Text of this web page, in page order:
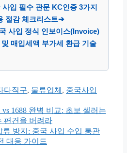
입 필수 관문 KC인증 3가지
절감 체크리스트➔
사입 정식 인보이스(Invoice)
매입세액 부가세 환급 기술
다직구, 물류업체 , 중국사입
vs 1688 완벽 비교: 초보 셀러는
편견을 버려라
류 방지: 중국 사입 수입 통관
대응 가이드